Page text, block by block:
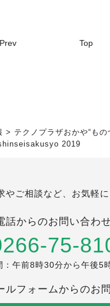
Prev Top
> テクノプラザおかや“も
2019
やご相談など、お気軽に
話からのお問い合わ
75-
：午前8時30分から午後5
ルフォームからのお